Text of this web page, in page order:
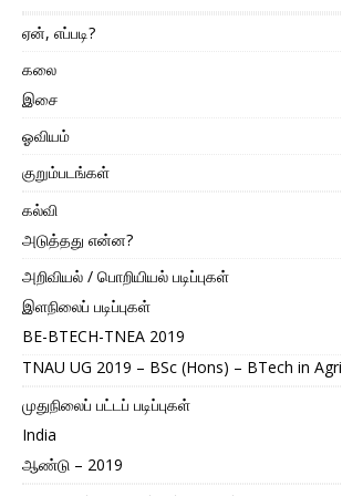
ஏன், எப்படி?
கலை
இசை
ஓவியம்
குறும்படங்கள்
கல்வி
அடுத்தது என்ன?
அறிவியல் / பொறியியல் படிப்புகள்
இளநிலைப் படிப்புகள்
BE-BTECH-TNEA 2019
TNAU UG 2019 – BSc (Hons) – BTech in Agri
முதுநிலைப் பட்டப் படிப்புகள்
India
ஆண்டு – 2019